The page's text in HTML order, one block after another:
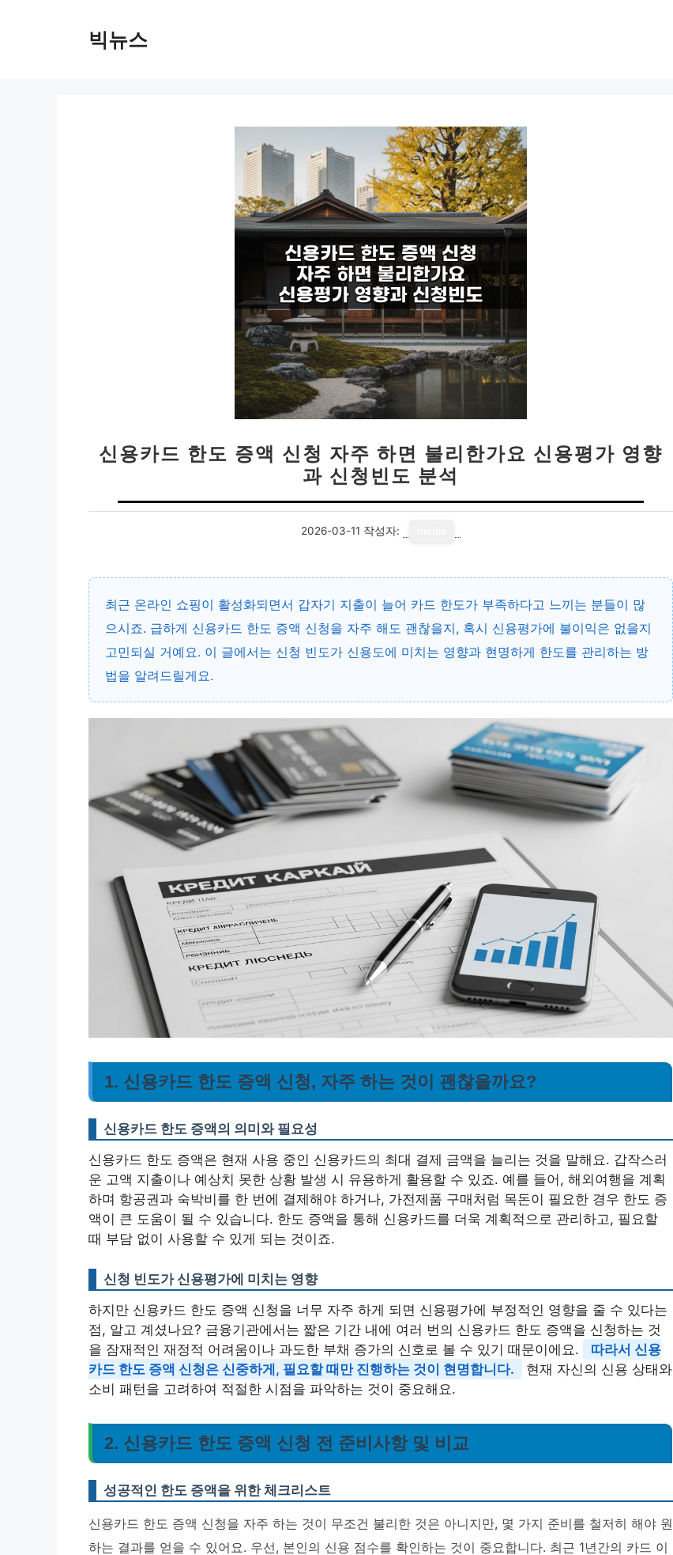
빅뉴스
신용카드 한도 증액 신청 자주 하면 불리한가요 신용평가 영향
과 신청빈도 분석
2026-03-11 작성자:
최근 온라인 쇼핑이 활성화되면서 갑자기 지출이 늘어 카드 한도가 부족하다고 느끼는 분들이 많
으시죠. 급하게 신용카드 한도 증액 신청을 자주 해도 괜찮을지, 혹시 신용평가에 불이익은 없을지
고민되실 거예요. 이 글에서는 신청 빈도가 신용도에 미치는 영향과 현명하게 한도를 관리하는 방
법을 알려드릴게요.
1. 신용카드 한도 증액 신청, 자주 하는 것이 괜찮을까요?
신용카드 한도 증액의 의미와 필요성
신용카드 한도 증액은 현재 사용 중인 신용카드의 최대 결제 금액을 늘리는 것을 말해요. 갑작스러
운 고액 지출이나 예상치 못한 상황 발생 시 유용하게 활용할 수 있죠. 예를 들어, 해외여행을 계획
하며 항공권과 숙박비를 한 번에 결제해야 하거나, 가전제품 구매처럼 목돈이 필요한 경우 한도 증
액이 큰 도움이 될 수 있습니다. 한도 증액을 통해 신용카드를 더욱 계획적으로 관리하고, 필요할
때 부담 없이 사용할 수 있게 되는 것이죠.
신청 빈도가 신용평가에 미치는 영향
하지만 신용카드 한도 증액 신청을 너무 자주 하게 되면 신용평가에 부정적인 영향을 줄 수 있다는
점, 알고 계셨나요? 금융기관에서는 짧은 기간 내에 여러 번의 신용카드 한도 증액을 신청하는 것
을 잠재적인 재정적 어려움이나 과도한 부채 증가의 신호로 볼 수 있기 때문이에요.
따라서 신용
카드 한도 증액 신청은 신중하게, 필요할 때만 진행하는 것이 현명합니다.
현재 자신의 신용 상태와
소비 패턴을 고려하여 적절한 시점을 파악하는 것이 중요해요.
2. 신용카드 한도 증액 신청 전 준비사항 및 비교
성공적인 한도 증액을 위한 체크리스트
신용카드 한도 증액 신청을 자주 하는 것이 무조건 불리한 것은 아니지만, 몇 가지 준비를 철저히 해야 원
하는 결과를 얻을 수 있어요. 우선, 본인의 신용 점수를 확인하는 것이 중요합니다. 최근 1년간의 카드 이